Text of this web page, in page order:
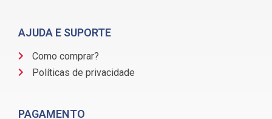
AJUDA E SUPORTE
Como comprar?
Políticas de privacidade
PAGAMENTO